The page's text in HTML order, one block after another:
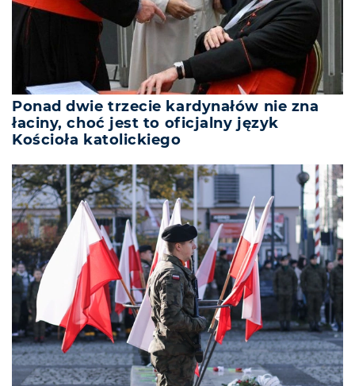
Ponad dwie trzecie kardynałów nie zna
łaciny, choć jest to oficjalny język
Kościoła katolickiego